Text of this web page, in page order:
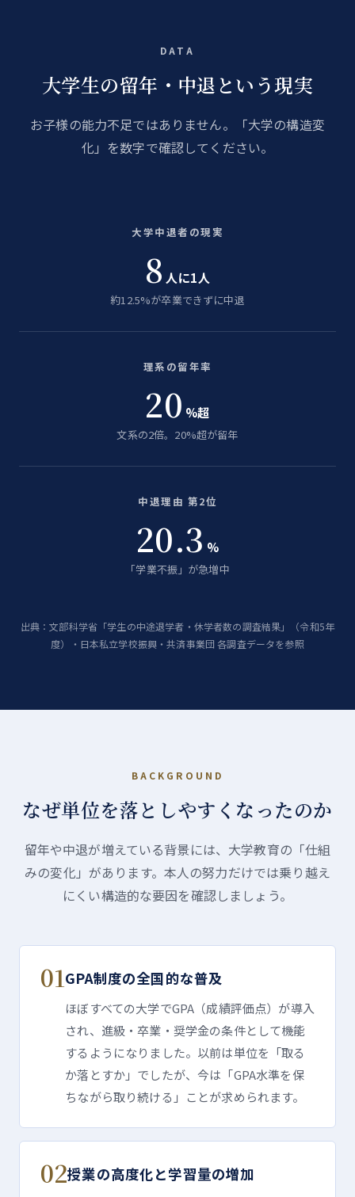
DATA
大学生の留年・中退という現実
お子様の能力不足ではありません。「大学の構造変
化」を数字で確認してください。
大学中退者の現実
8 人に1人
約12.5%が卒業できずに中退
理系の留年率
20 %超
文系の2倍。20%超が留年
中退理由 第2位
20.3 %
「学業不振」が急増中
出典：文部科学省「学生の中途退学者・休学者数の調査結果」（令和5年
度）
・ 日本私立学校振興・共済事業団 各調査データを参照
BACKGROUND
なぜ単位を落としやすくなったのか
留年や中退が増えている背景には、大学教育の「仕組
みの変化」があります。本人の努力だけでは乗り越え
にくい構造的な要因を確認しましょう。
01GPA制度の全国的な普及
ほぼすべての大学でGPA（成績評価点）が導入
され、進級・卒業・奨学金の条件として機能
するようになりました。以前は単位を「取る
か落とすか」でしたが、今は「GPA水準を保
ちながら取り続ける」ことが求められます。
02授業の高度化と学習量の増加